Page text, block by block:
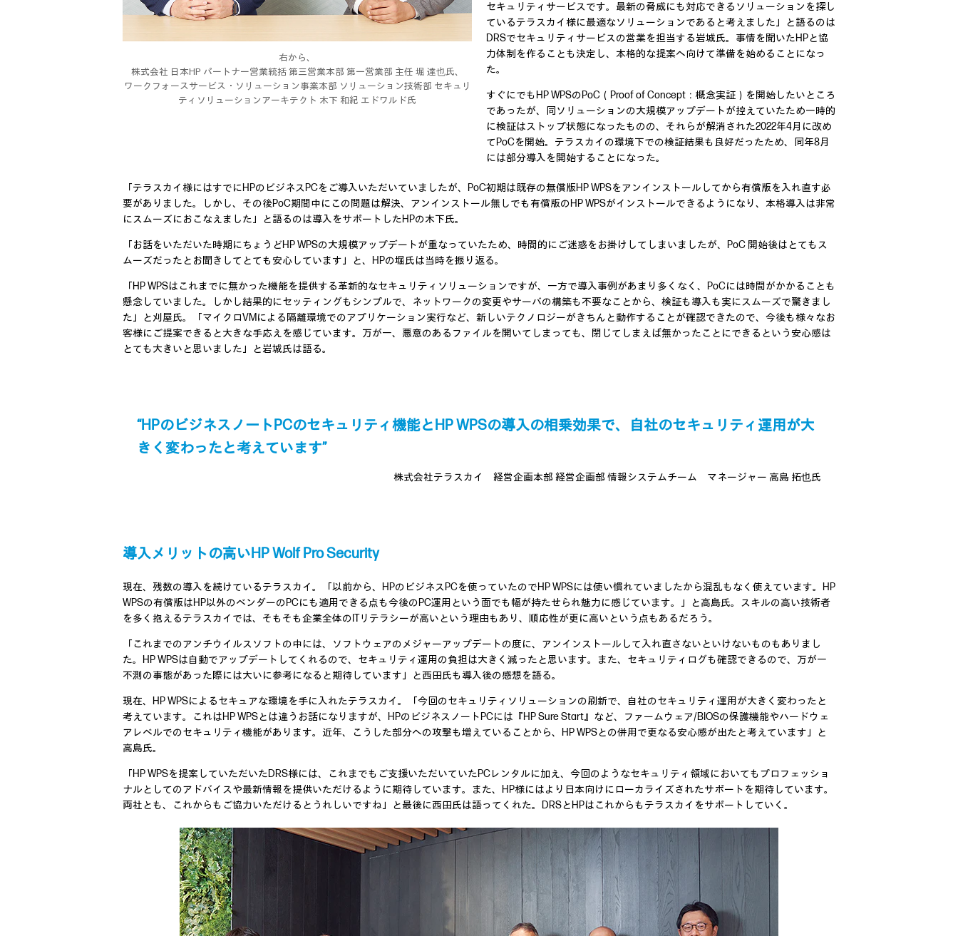
セキュリティサービスです。最新の脅威にも対応できるソリューションを探し
ているテラスカイ様に最適なソリューションであると考えました」と語るのは
DRSでセキュリティサービスの営業を担当する岩城氏。事情を聞いたHPと協
力体制を作ることも決定し、本格的な提案へ向けて準備を始めることになっ
た。
すぐにでもHP WPSのPoC（Proof of Concept：概念実証）を開始したいところ
であったが、同ソリューションの大規模アップデートが控えていたため一時的
に検証はストップ状態になったものの、それらが解消された2022年4月に改め
てPoCを開始。テラスカイの環境下での検証結果も良好だったため、同年8月
には部分導入を開始することになった。
右から、
株式会社 日本HP パートナー営業統括 第三営業本部 第一営業部 主任 堀 達也氏、
ワークフォースサービス・ソリューション事業本部 ソリューション技術部 セキュリ
ティソリューションアーキテクト 木下 和紀 エドワルド氏
「テラスカイ様にはすでにHPのビジネスPCをご導入いただいていましたが、PoC初期は既存の無償版HP WPSをアンインストールしてから有償版を入れ直す必
要がありました。しかし、その後PoC期間中にこの問題は解決、アンインストール無しでも有償版のHP WPSがインストールできるようになり、本格導入は非常
にスムーズにおこなえました」と語るのは導入をサポートしたHPの木下氏。
「お話をいただいた時期にちょうどHP WPSの大規模アップデートが重なっていたため、時間的にご迷惑をお掛けしてしまいましたが、PoC 開始後はとてもス
ムーズだったとお聞きしてとても安心しています」と、HPの堀氏は当時を振り返る。
「HP WPSはこれまでに無かった機能を提供する革新的なセキュリティソリューションですが、一方で導入事例があまり多くなく、PoCには時間がかかることも
懸念していました。しかし結果的にセッティングもシンプルで、ネットワークの変更やサーバの構築も不要なことから、検証も導入も実にスムーズで驚きまし
た」と刈屋氏。「マイクロVMによる隔離環境でのアプリケーション実行など、新しいテクノロジーがきちんと動作することが確認できたので、今後も様々なお
客様にご提案できると大きな手応えを感じています。万が一、悪意のあるファイルを開いてしまっても、閉じてしまえば無かったことにできるという安心感は
とても大きいと思いました」と岩城氏は語る。
“HPのビジネスノートPCのセキュリティ機能とHP WPSの導入の相乗効果で、自社のセキュリティ運用が大
きく変わったと考えています”
株式会社テラスカイ 経営企画本部 経営企画部 情報システムチーム マネージャー 高島 拓也氏
導入メリットの高いHP Wolf Pro Security
現在、残数の導入を続けているテラスカイ。「以前から、HPのビジネスPCを使っていたのでHP WPSには使い慣れていましたから混乱もなく使えています。HP
WPSの有償版はHP以外のベンダーのPCにも適用できる点も今後のPC運用という面でも幅が持たせられ魅力に感じています。」と高島氏。スキルの高い技術者
を多く抱えるテラスカイでは、そもそも企業全体のITリテラシーが高いという理由もあり、順応性が更に高いという点もあるだろう。
「これまでのアンチウイルスソフトの中には、ソフトウェアのメジャーアップデートの度に、アンインストールして入れ直さないといけないものもありまし
た。HP WPSは自動でアップデートしてくれるので、セキュリティ運用の負担は大きく減ったと思います。また、セキュリティログも確認できるので、万が一
不測の事態があった際には大いに参考になると期待しています」と西田氏も導入後の感想を語る。
現在、HP WPSによるセキュアな環境を手に入れたテラスカイ。「今回のセキュリティソリューションの刷新で、自社のセキュリティ運用が大きく変わったと
考えています。これはHP WPSとは違うお話になりますが、HPのビジネスノートPCには『HP Sure Start』など、ファームウェア/BIOSの保護機能やハードウェ
アレベルでのセキュリティ機能があります。近年、こうした部分への攻撃も増えていることから、HP WPSとの併用で更なる安心感が出たと考えています」と
高島氏。
「HP WPSを提案していただいたDRS様には、これまでもご支援いただいていたPCレンタルに加え、今回のようなセキュリティ領域においてもプロフェッショ
ナルとしてのアドバイスや最新情報を提供いただけるように期待しています。また、HP様にはより日本向けにローカライズされたサポートを期待しています。
両社とも、これからもご協力いただけるとうれしいですね」と最後に西田氏は語ってくれた。DRSとHPはこれからもテラスカイをサポートしていく。